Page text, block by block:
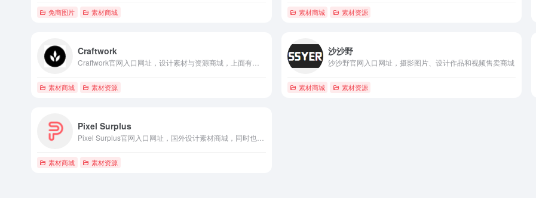
免商图片 素材商城 素材商城 素材资源
Craftwork
素材商城 素材资源
沙沙野
沙沙野官网入口网址，摄影图片、设计作品和视频售卖商城
素材商城 素材资源
Pixel Surplus
素材商城 素材资源